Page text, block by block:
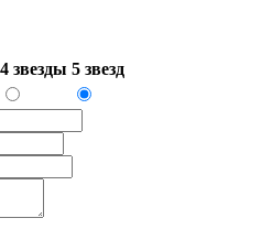
4 звезды 5 звезд